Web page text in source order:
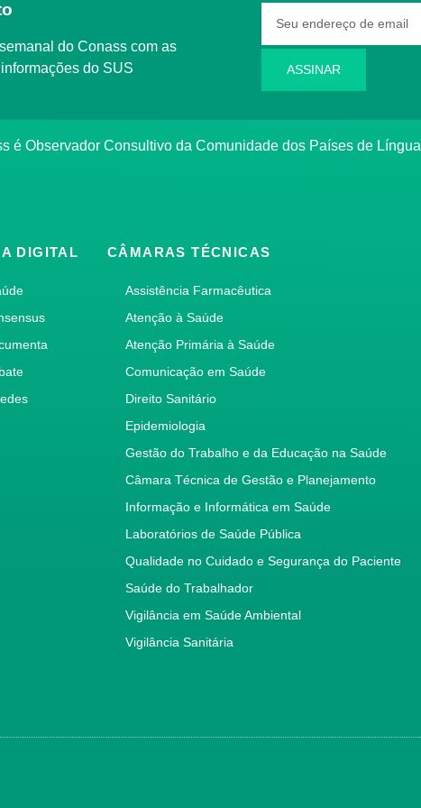
do SUS
ASSINAR
é Observador Consultivo da Comunidade dos Países de
DIGITAL CÂMARAS TÉCNICAS
Assistência Farmacêutica
Atenção à Saúde
Atenção Primária à Saúde
Comunicação em Saúde
Direito Sanitário
Epidemiologia
Gestão do Trabalho e da Educação na Saúde
Câmara Técnica de Gestão e Planejamento
Informação e Informática em Saúde
Laboratórios de Saúde Pública
Qualidade no Cuidado e Segurança do Paciente
Saúde do Trabalhador
Vigilância em Saúde Ambiental
Vigilância Sanitária